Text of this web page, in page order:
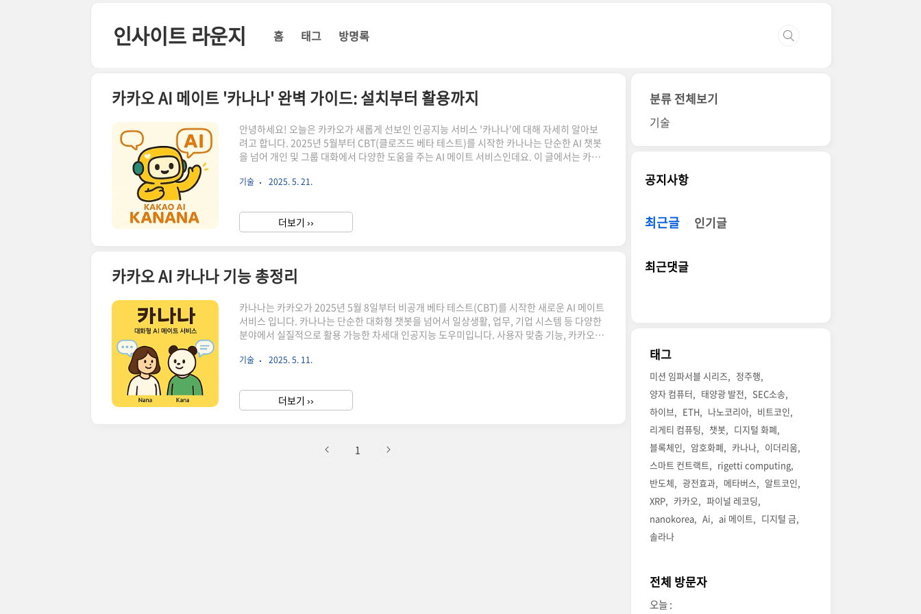
인사이트 라운지 홈 태그 방명록
카카오 AI 메이트 '카나나' 완벽 가이드: 설치부터 활용까지
안녕하세요! 오늘은 카카오가 새롭게 선보인 인공지능 서비스 '카나나'에 대해 자세히 알아보
려고 합니다. 2025년 5월부터 CBT(클로즈드 베타 테스트)를 시작한 카나나는 단순한 AI 챗봇
을 넘어 개인 및 그룹 대화에서 다양한 도움을 주는 AI 메이트 서비스인데요. 이 글에서는 카나
나(Kanana)는 카카오가 개발한 AI 메이트 서비스로, "가장 나다운 AI"라는 의미를 담고 있습
파악하고 도움을 제공하는 것이 특징입니다.카나나는 크게 두 가지 AI 메이트로 구성되어 있습
니다:나나(개인 메이트)1:1 대화에서 맞춤 알림과 정..
기술 2025. 5. 21.
더보기 ››
카카오 AI 카나나 기능 총정리
카나나는 카카오가 2025년 5월 8일부터 비공개 베타 테스트(CBT)를 시작한 새로운 AI 메이트
서비스 입니다. 카나나는 단순한 대화형 챗봇을 넘어서 일상생활, 업무, 기업 시스템 등 다양한
분야에서 실질적으로 활용 가능한 차세대 인공지능 도우미입니다. 사용자 맞춤 기능, 카카오
공하는데요. 기존 AI가 주로 1:1 대화에 초점을 맞췄다면, 카나나는 그룹 대화에서도 맥락을 파
의 핵심 기능, 기술 기반, 그리고 실제 적용 사례를 깊이 있게 살펴보겠습니다. 카나나의 주요
기능 정리 카나나는 카카오가 개발한 다목적 인공지능 플..
기술 2025. 5. 11.
더보기 ››
1
분류 전체보기
기술
공지사항
최근글 인기글
최근댓글
태그
미션 임파서블 시리즈
정주행
양자 컴퓨터
태양광 발전
SEC소송
하이브
ETH 나노코리아
비트코인
리게티 컴퓨팅
챗봇
디지털 화폐
블록체인
암호화폐 카나나
이더리움
스마트 컨트랙트
rigetti computing
반도체
광전효과 메타버스
알트코인
XRP
카카오
파이널 레코딩
nanokorea
Ai ai 메이트
디지털 금
솔라나
전체 방문자
오늘 :